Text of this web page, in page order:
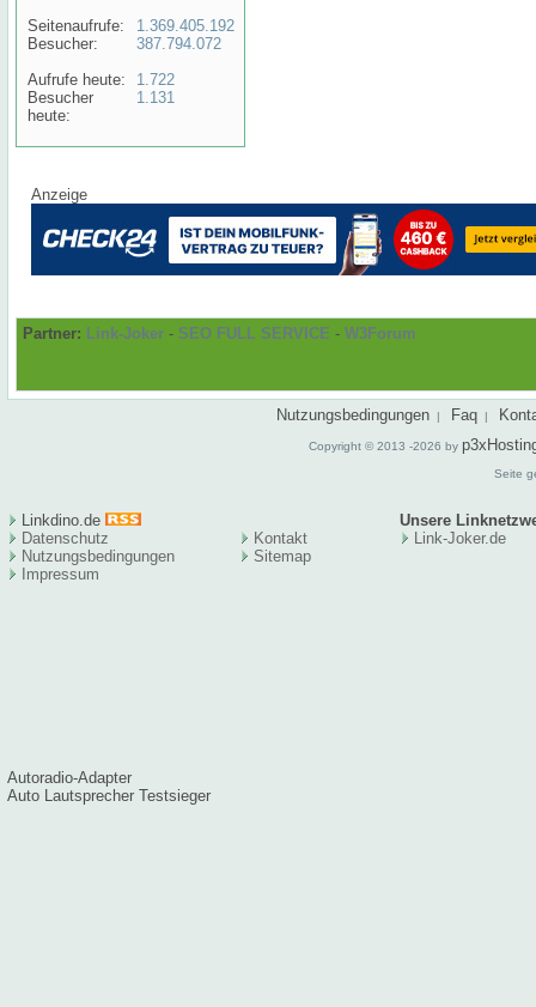
Seitenaufrufe:
Besucher:
Aufrufe heute:
Besucher
heute:
1.369.405.192
387.794.072
1.722
1.131
Anzeige
Partner: Link-Joker - SEO FULL SERVICE - W3Forum
Nutzungsbedingungen | Faq |
Copyright © 2013 -2026 by
Seite
Linkdino.de
Unsere
Datenschutz
Nutzungsbedingungen
Impressum
Kontakt
Sitemap
Link-Joker.de
Autoradio-Adapter
Auto Lautsprecher Testsieger